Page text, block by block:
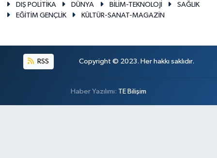
DIŞ POLİTİKA
DÜNYA BİLİM-TEKNOLOJİ
SAĞLIK
EĞİTİM GENÇLİK
KÜLTÜR-SANAT-MAGAZİN
RSS Copyright © 2023. Her hakkı saklıdır.
Haber Yazılımı: TE Bilişim